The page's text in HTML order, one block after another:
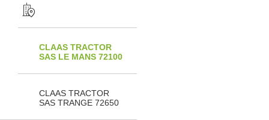
CLAAS TRACTOR
SAS LE MANS 72100
CLAAS TRACTOR
SAS TRANGE 72650